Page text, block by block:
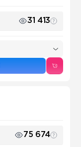
31 413
75 674